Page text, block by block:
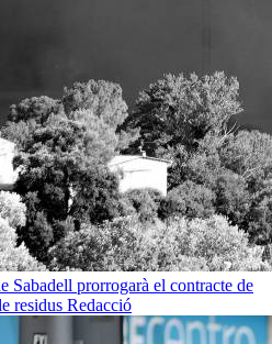
Sabadell prorrogarà el contracte de
residus Redacció